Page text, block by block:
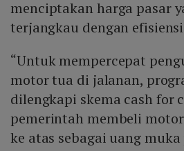
menciptakan harga pasar
terjangkau dengan
“Untuk mempercepat
motor tua di jalanan,
dilengkapi skema cash for
pemerintah membeli
ke atas sebagai uang